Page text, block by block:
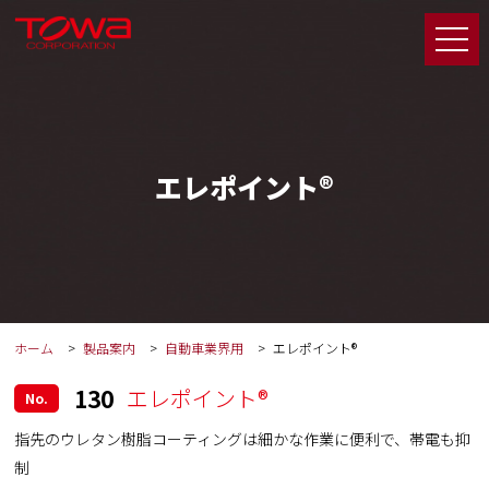
エレポイント®
ホーム 製品案内 自動車業界用 エレポイント®
No. 130 エレポイント®
指先のウレタン樹脂コーティングは細かな作業に便利で、帯電も抑
制